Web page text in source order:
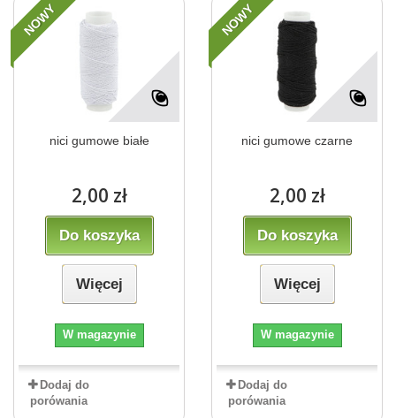
NOWY
nici gumowe białe
2,00 zł
Do koszyka
Więcej
W magazynie
Dodaj do
porówania
NOWY
nici gumowe czarne
2,00 zł
Do koszyka
Więcej
W magazynie
Dodaj do
porówania